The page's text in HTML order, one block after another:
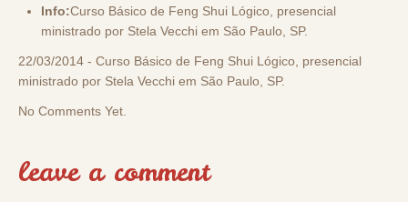
Info:Curso Básico de Feng Shui Lógico, presencial
ministrado por Stela Vecchi em São Paulo, SP.
22/03/2014 - Curso Básico de Feng Shui Lógico, presencial
ministrado por Stela Vecchi em São Paulo, SP.
No Comments Yet.
leave a comment